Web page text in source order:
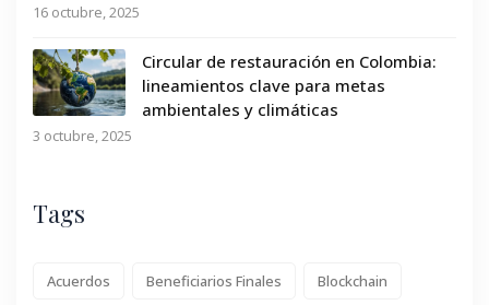
16 octubre, 2025
Circular de restauración en Colombia:
lineamientos clave para metas
ambientales y climáticas
3 octubre, 2025
Tags
Acuerdos Beneficiarios Finales Blockchain